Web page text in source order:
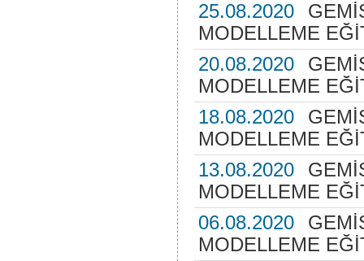
25.08.2020
MODELLEME
20.08.2020
MODELLEME
18.08.2020
MODELLEME
13.08.2020
MODELLEME
06.08.2020
MODELLEME